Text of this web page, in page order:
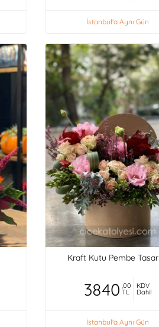
İstanbul'a Aynı Gün
Kraft Kutu Pembe
3840 ,00
TL
KDV
Dahil
İstanbul'a Aynı Gün